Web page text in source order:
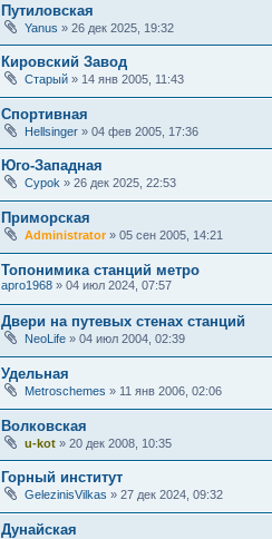
Путиловская
Yanus » 26 дек 2025, 19:32
Кировский Завод
Старый » 14 янв 2005, 11:43
Спортивная
Hellsinger » 04 фев 2005, 17:36
Юго-Западная
Cypok » 26 дек 2025, 22:53
Приморская
Administrator» 05 сен 2005, 14:21
Топонимика станций метро
apro1968 » 04 июл 2024, 07:57
Двери на путевых стенах станций
NeoLife » 04 июл 2004, 02:39
Удельная
Metroschemes » 11 янв 2006, 02:06
Волковская
u-kot » 20 дек 2008, 10:35
Горный институт
GelezinisVilkas » 27 дек 2024, 09:32
Дунайская